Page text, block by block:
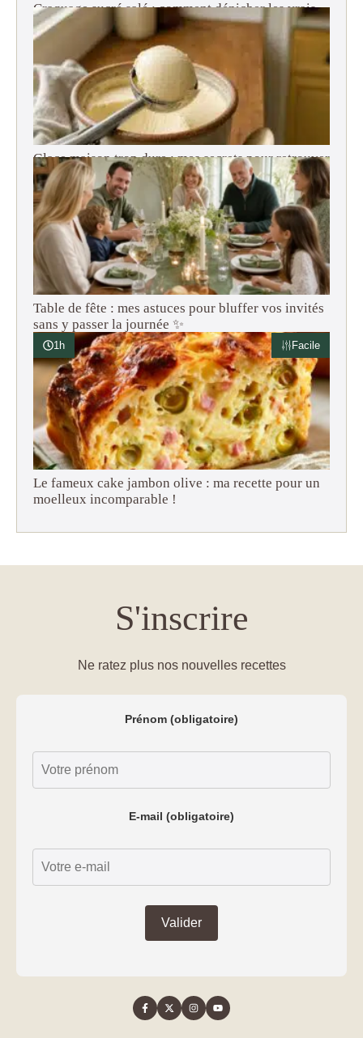
Craquage sucré salé : comment dénicher les vrais
snacks américains en France ?
Glace maison trop dure : mes secrets pour retrouver
une texture onctueuse (adieu le bloc de béton !)
Table de fête : mes astuces pour bluffer vos invités
sans y passer la journée ✨
1h Facile
Le fameux cake jambon olive : ma recette pour un
moelleux incomparable !
S'inscrire
Ne ratez plus nos nouvelles recettes
Prénom (obligatoire)
E-mail (obligatoire)